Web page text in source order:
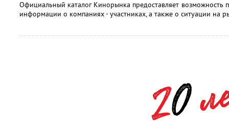
Официальный каталог Кинорынка предоставляет возможность
информации о компаниях - участниках, а также о ситуации на